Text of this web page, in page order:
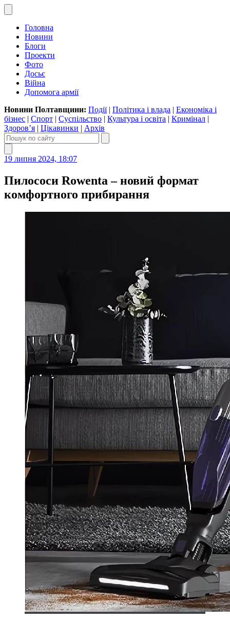
Головна
Новини
Блоги
Проекти
Фото
Досьє
Війна
Допомога армії
Новини Полтавщини: Події| Політика і влада | Економіка і
бізнес | Спорт | Суспільство | Культура і освіта | Кримінал |
Здоров’я | Цікавинки | Архів
19 липня 2024, 18:07
Пилососи Rowenta – новий формат
комфортного прибирання